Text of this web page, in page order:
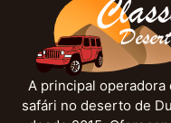
A principal operadora
safári no deserto de